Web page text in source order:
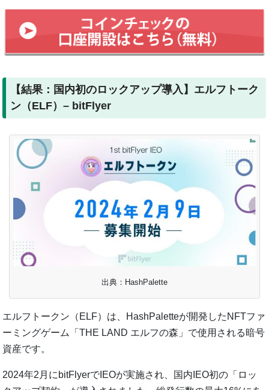
【結果：国内初のロックアップ導入】エルフトーク
ン（ELF）– bitFlyer
出典：HashPalette
エルフトークン（ELF）は、HashPaletteが開発したNFTファ
ーミングゲーム「THE LAND エルフの森」で使用される暗号
資産です。
2024年2月にbitFlyerでIEOが実施され、国内IEO初の「ロッ